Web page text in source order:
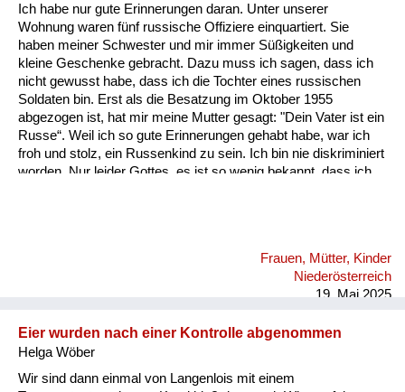
Ich habe nur gute Erinnerungen daran. Unter unserer
Wohnung waren fünf russische Offiziere einquartiert. Sie
haben meiner Schwester und mir immer Süßigkeiten und
kleine Geschenke gebracht. Dazu muss ich sagen, dass ich
nicht gewusst habe, dass ich die Tochter eines russischen
Soldaten bin. Erst als die Besatzung im Oktober 1955
abgezogen ist, hat mir meine Mutter gesagt: "Dein Vater ist ein
Russe“. Weil ich so gute Erinnerungen gehabt habe, war ich
froh und stolz, ein Russenkind zu sein. Ich bin nie diskriminiert
worden. Nur leider Gottes, es ist so wenig bekannt, dass ich
Frauen, Mütter, Kinder
Niederösterreich
19. Mai 2025
Eier wurden nach einer Kontrolle abgenommen
Helga Wöber
Wir sind dann einmal von Langenlois mit einem